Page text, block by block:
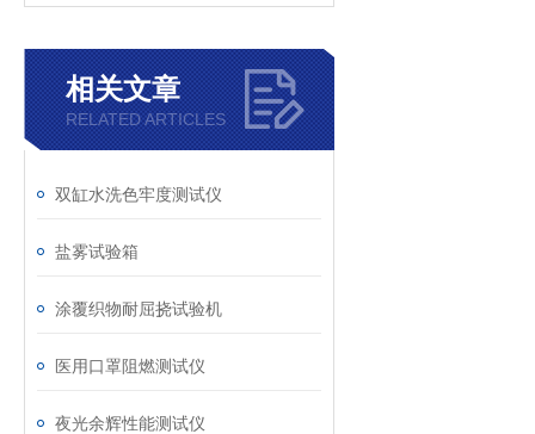
相关文章
RELATED ARTICLES
双缸水洗色牢度测试仪
盐雾试验箱
涂覆织物耐屈挠试验机
医用口罩阻燃测试仪
夜光余辉性能测试仪